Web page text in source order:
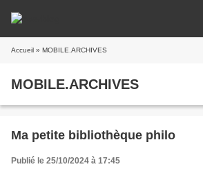
Accueil » MOBILE.ARCHIVES
MOBILE.ARCHIVES
Ma petite bibliothèque philo
Publié le 25/10/2024 à 17:45